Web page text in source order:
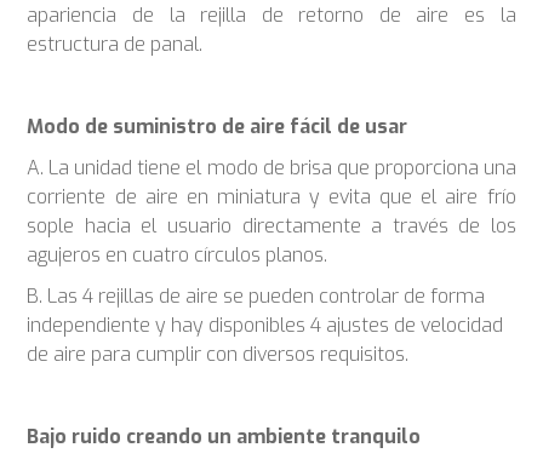
apariencia de la rejilla de retorno de aire es la
estructura de panal.
Modo de suministro de aire fácil de usar
A. La unidad tiene el modo de brisa que proporciona una
corriente de aire en miniatura y evita que el aire frío
sople hacia el usuario directamente a través de los
agujeros en cuatro círculos planos.
B. Las 4 rejillas de aire se pueden controlar de forma
independiente y hay disponibles 4 ajustes de velocidad
de aire para cumplir con diversos requisitos.
Bajo ruido creando un ambiente tranquilo